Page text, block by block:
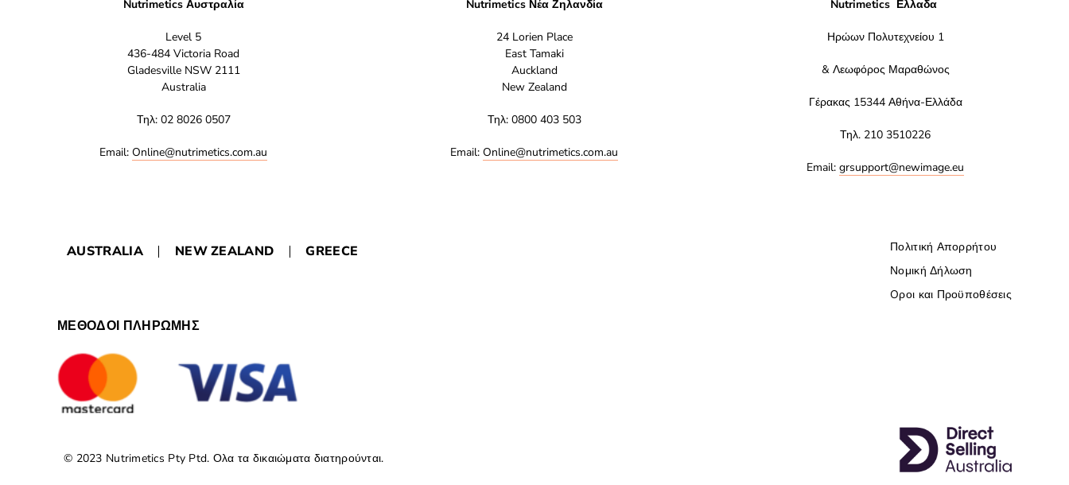
Nutrimetics Αυστραλία
Level 5
436-484 Victoria Road
Gladesville NSW 2111
Australia
Τηλ: 02 8026 0507
Email:Online@nutrimetics.com.au
Nutrimetics Νέα Ζηλανδία
24 Lorien Place
East Tamaki
Auckland
New Zealand
Τηλ: 0800 403 503
Email:Online@nutrimetics.com.au
Nutrimetics Ελλαδα
Ηρώων Πολυτεχνείου 1
& Λεωφόρος Μαραθώνος
Γέρακας 15344 Αθήνα-Ελλάδα
Τηλ. 210 3510226
Email:grsupport@newimage.eu
AUSTRALIA NEW ZEALAND GREECE
Πολιτική Απορρήτου
Νομική Δήλωση
Oροι και Προϋποθέσεις
ΜΕΘΟΔΟΙ ΠΛΗΡΩΜΗΣ
© 2023 Nutrimetics Pty Ptd. Ολα τα δικαιώματα διατηρούνται.